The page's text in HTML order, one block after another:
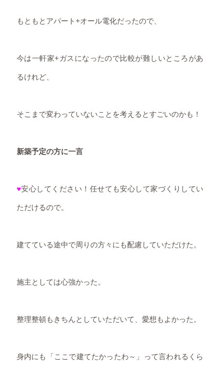
もともとアパート+オール電化だったので、
今は一軒家+ガスになったので比較が難しいところがあ
るけれど、
そこまで変わっていないことを考えるとすごいのかも！
新築予定の方に一言
♥安心してください！任せても安心して家づくりしてい
ただけるので。
建てている途中で周りの方々にも配慮していただけた。
施主としては心強かった。
整理整頓もきちんとしていただいて、愛想もよかった。
身内にも「ここで建てたかったわ～」って言われるくら